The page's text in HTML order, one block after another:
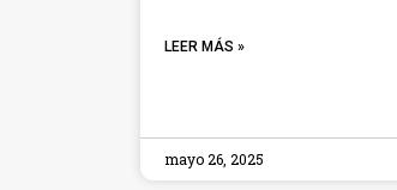
LEER MÁS »
mayo 26, 2025